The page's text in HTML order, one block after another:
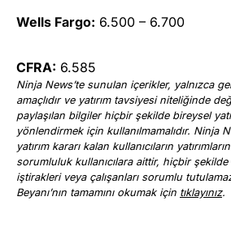
Wells Fargo: 6.500 – 6.700
CFRA: 6.585
Ninja News’te sunulan içerikler, yalnızca
amaçlıdır ve yatırım tavsiyesi niteliğinde
paylaşılan bilgiler hiçbir şekilde bireysel
yönlendirmek için kullanılmamalıdır. Ninja
yatırım kararı kalan kullanıcıların
sorumluluk kullanıcılara aittir, hiçbir
iştirakleri veya çalışanları sorumlu
Beyanı’nın tamamını okumak için tıklayınız.